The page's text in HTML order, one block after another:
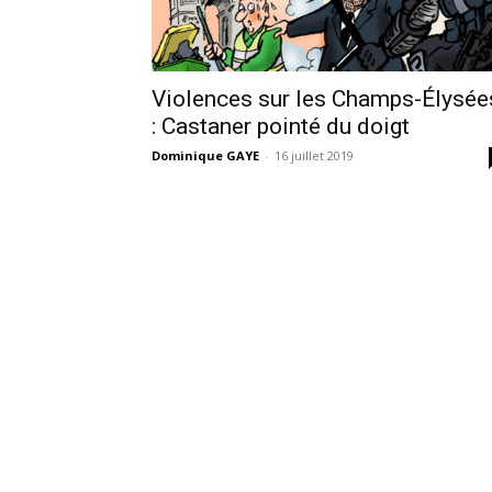
Violences sur les Champs-
: Castaner pointé du doigt
Dominique GAYE - 16 juillet 2019